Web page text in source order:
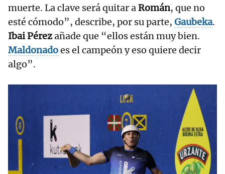
muerte. La clave será quitar aRomán, que no
esté cómodo”, describe, por su parte, Gaubeka.
Ibai Pérezañade que “ellos están muy bien.
Maldonadoes el campeón y eso quiere decir
algo”.